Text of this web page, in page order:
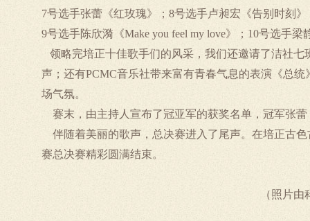
7号选手张蕾《红玫瑰》； 8号选手卢昶宏《告别时刻》
9号选手陈欣漪《Make you feel my love》； 10号选手梁
领略完培正十佳歌手们的风采，我们还邀请了洁社
声；还有PCMC音乐社带来富有青春气息的表演《总统
场气氛。
赛末，由主持人宣布了冠亚军的获奖名单，冠军张
伴随着美丽的歌声，总决赛进入了尾声。在培正古
赛总决赛精彩圆满结束。
（照片